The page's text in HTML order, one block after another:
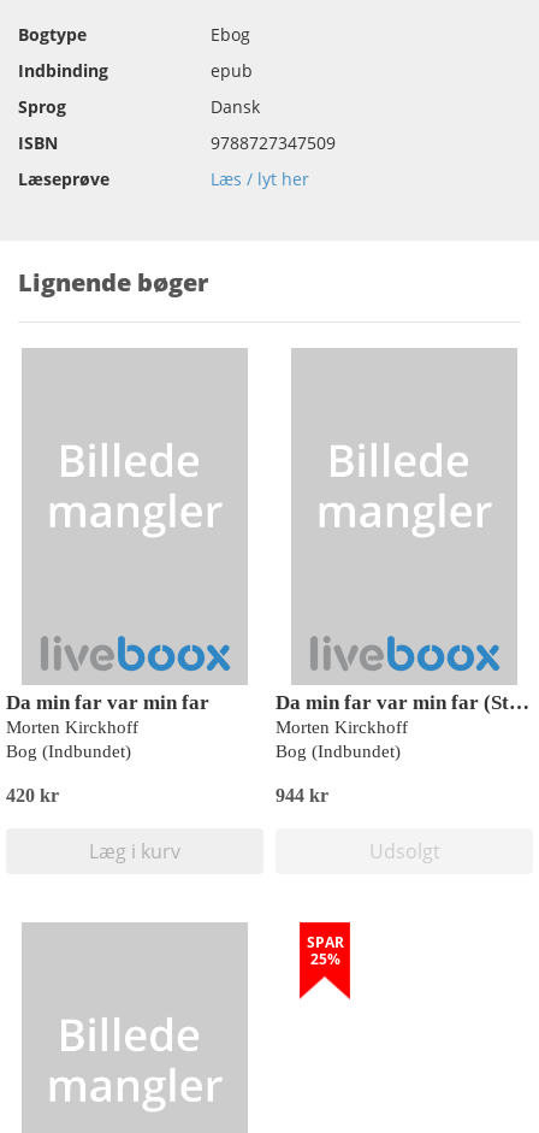
Bogtype
Ebog
Indbinding
epub
Sprog
Dansk
ISBN
9788727347509
Læseprøve
Læs / lyt her
Lignende bøger
Da min far var min far
Morten Kirckhoff
Bog (Indbundet)
420 kr
Læg i kurv
Da min far var min far (Storskrift)
Morten Kirckhoff
Bog (Indbundet)
944 kr
Udsolgt
SPAR
25%